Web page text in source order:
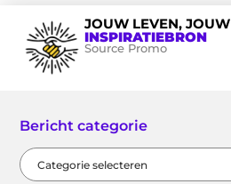
JOUW LEVEN, JOUW
INSPIRATIEBRON
Source Promo
Bericht categorie